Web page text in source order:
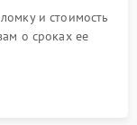
и стоимость
о сроках ее